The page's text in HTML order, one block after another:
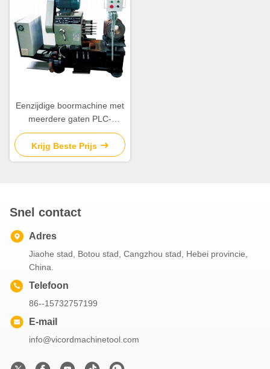
Eenzijdige boormachine met
meerdere gaten PLC-
besturingssysteem
Krijg Beste Prijs
Snel contact
Adres
Jiaohe stad, Botou stad, Cangzhou stad, Hebei provincie,
China.
Telefoon
86--15732757199
E-mail
info@vicordmachinetool.com